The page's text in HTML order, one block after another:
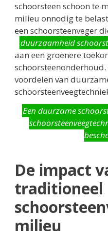
schoorsteen schoon te
milieu onnodig te
een schoorsteenveger
duurzaamheid
aan een groenere
voordelen van
Een duurzame
De impact
traditioneel
milieu